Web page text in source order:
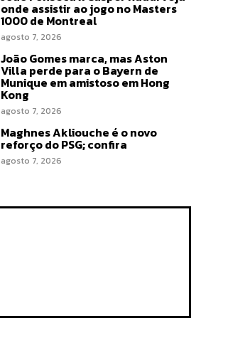
onde assistir ao jogo no Masters
1000 de Montreal
agosto 7, 2026
João Gomes marca, mas Aston
Villa perde para o Bayern de
Munique em amistoso em Hong
Kong
agosto 7, 2026
Maghnes Akliouche é o novo
reforço do PSG; confira
agosto 7, 2026